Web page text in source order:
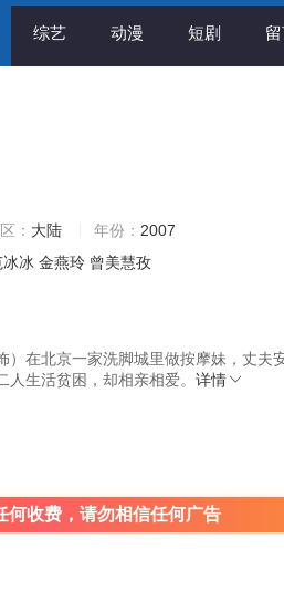
综艺 动漫 短剧
： 大陆 年份： 2007
冰冰 金燕玲 曾美慧孜
）在北京一家洗脚城里做按摩妹，丈夫
人生活贫困，却相亲相爱。 详情
何收费，请勿相信任何广告